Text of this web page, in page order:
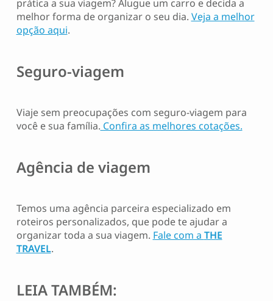
prática a sua viagem? Alugue um carro e decida a
melhor forma de organizar o seu dia. Veja a melhor
opção aqui.
Seguro-viagem
Viaje sem preocupações com seguro-viagem para
você e sua família. Confira as melhores cotações.
Agência de viagem
Temos uma agência parceira especializado em
roteiros personalizados, que pode te ajudar a
organizar toda a sua viagem. Fale com a THE
TRAVEL.
LEIA TAMBÉM: